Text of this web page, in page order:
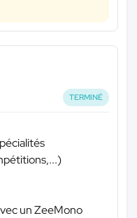
TERMINÉ
un ZeeMono